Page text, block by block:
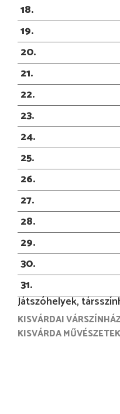
18
19
20
21
22
23
24
25
26
27
28
29
30
31
Játszóhelyek,
KISVÁRDAI
KISVÁRDA